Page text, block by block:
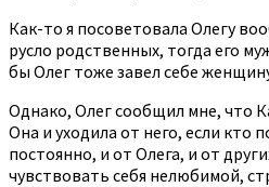
Как-то я посоветовала Олегу
русло родственных, тогда его
бы Олег тоже завел себе
Однако, Олег сообщил мне, что
Она и уходила от него, если кто
постоянно, и от Олега, и от
чувствовать себя нелюбимой,